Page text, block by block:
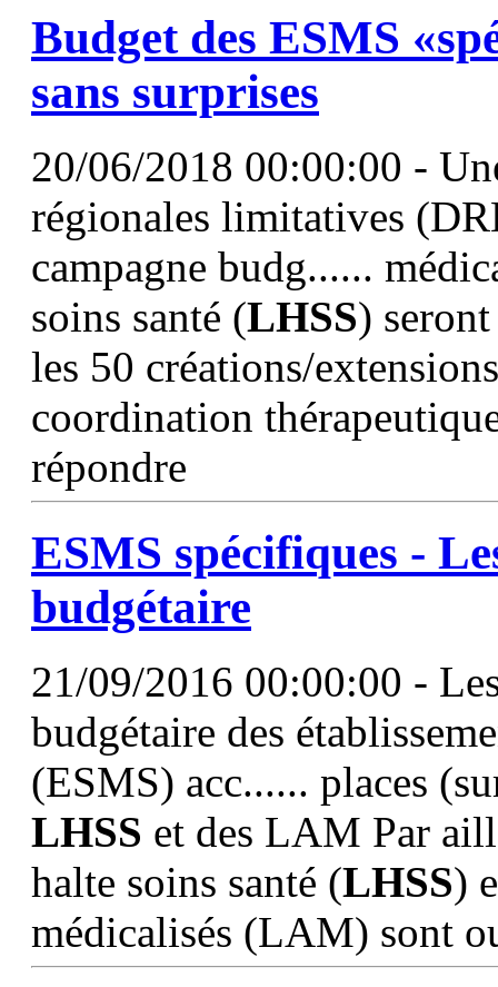
Budget des ESMS
sans surprises
20/06/2018 00:00:00 -
régionales limitatives
campagne budg......
soins santé (LHSS)
les 50 créations/
coordination
répondre
ESMS spécifiques -
budgétaire
21/09/2016 00:00:00 -
budgétaire des
(ESMS) acc...... places
LHSS et des LAM Par
halte soins santé (LHSS)
médicalisés (LAM) sont